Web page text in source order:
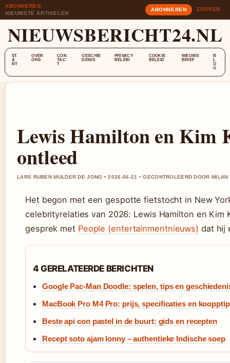
ABONNEREN
NIEUWSTE ARTIKELEN
ABONNEREN ZOEKEN
NIEUWSBERICHT24.NL
ST
A
RT
OVER
ONS
CON
TAC
T
GESCHIE
DENIS
PRIVACY
BELEID
COOKIE
BELEID
NIEUWS
BRIEF
B
L
O
G
Lewis Hamilton en Kim
ontleed
LARS RUBEN MULDER DE JONG • 2026-06-21 • GECONTROLEERD DOOR MILAN
Het begon met een gespotte fietstocht in New
celebrityrelaties van 2026: Lewis Hamilton en
gesprek met People (entertainmentnieuws) dat hij
4 GERELATEERDE BERICHTEN
Google Pac-Man Doodle: spelen, tips en
MacBook Pro M4 Pro: prijs, specificaties en
Beste api con pastel in de buurt: gids en recepten
Recept soto ajam lonny – authentieke Indische soep